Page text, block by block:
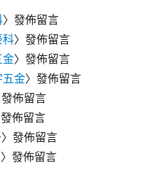
〉發佈留言
科〉發佈留言
金〉發佈留言
金〉發佈留言
佈留言
佈留言
〉發佈留言
〉發佈留言